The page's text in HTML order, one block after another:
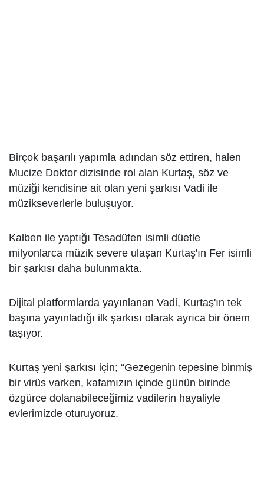
Birçok başarılı yapımla adından söz ettiren, halen
Mucize Doktor dizisinde rol alan Kurtaş, söz ve
müziği kendisine ait olan yeni şarkısı Vadi ile
müzikseverlerle buluşuyor.
Kalben ile yaptığı Tesadüfen isimli düetle
milyonlarca müzik severe ulaşan Kurtaş'ın Fer isimli
bir şarkısı daha bulunmakta.
Dijital platformlarda yayınlanan Vadi, Kurtaş'ın tek
başına yayınladığı ilk şarkısı olarak ayrıca bir önem
taşıyor.
Kurtaş yeni şarkısı için; “Gezegenin tepesine binmiş
bir virüs varken, kafamızın içinde günün birinde
özgürce dolanabileceğimiz vadilerin hayaliyle
evlerimizde oturuyoruz.